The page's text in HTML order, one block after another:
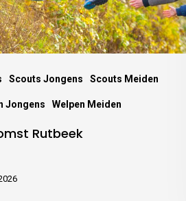
Scouts Jongens Scouts Meiden
Jongens Welpen Meiden
Rutbeek